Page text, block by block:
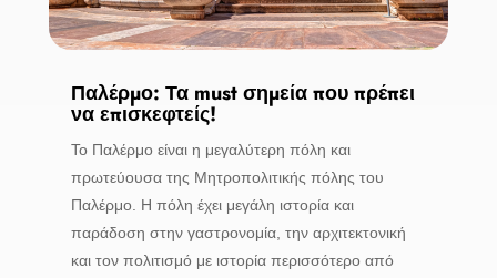
Παλέρμο: Τα must σημεία που πρέπει
να επισκεφτείς!
Το Παλέρμο είναι η μεγαλύτερη πόλη και
πρωτεύουσα της Μητροπολιτικής πόλης του
Παλέρμο. Η πόλη έχει μεγάλη ιστορία και
παράδοση στην γαστρονομία, την αρχιτεκτονική
και τον πολιτισμό με ιστορία περισσότερο από